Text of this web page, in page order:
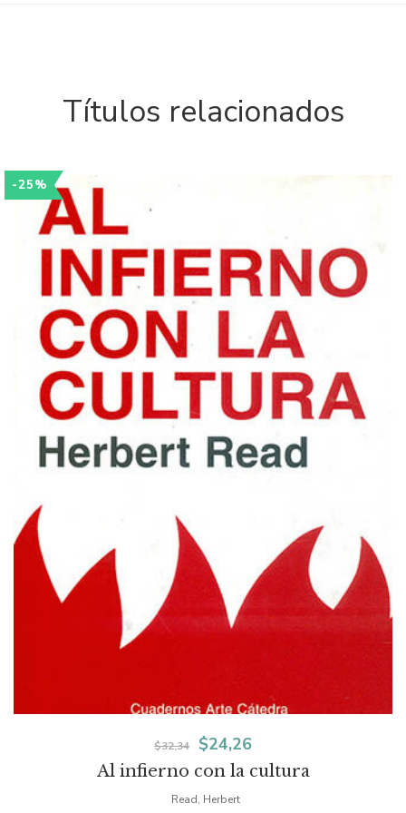
Títulos relacionados
-25%
Al infierno con la cultura
$32,34
El
precio
original
$24,26El
precio
Read, Herbert